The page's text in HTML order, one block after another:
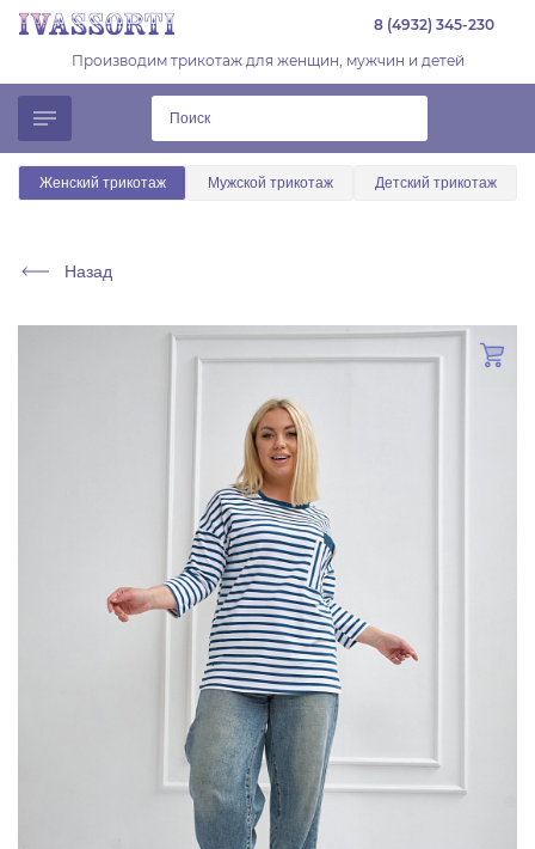
8 (4932) 345-230
Производим трикотаж для женщин, мужчин и детей
Женский трикотаж Мужской трикотаж Детский трикотаж
Назад